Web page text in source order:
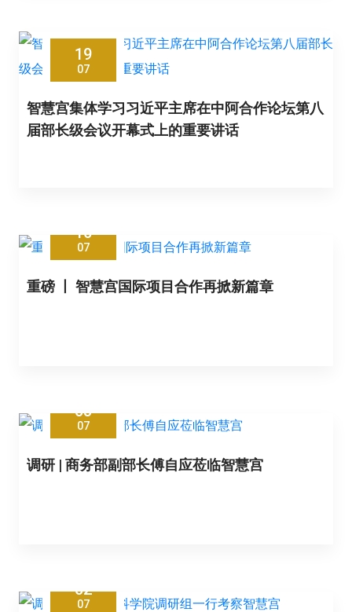
19
07
智慧宫集体学习习近平主席在中阿合作论坛第八
届部长级会议开幕式上的重要讲话
16
07
重磅 丨 智慧宫国际项目合作再掀新篇章
03
07
调研 | 商务部副部长傅自应莅临智慧宫
02
07